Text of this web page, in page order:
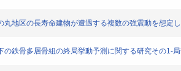
丸地区の長寿命建物が遭遇する複数の強震動を想定
の鉄骨多層骨組の終局挙動予測に関する研究その1-